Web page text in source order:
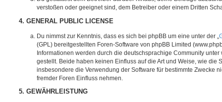
verstoßen oder geeignet sind, dem Betreiber oder einem Dritten
4. GENERAL PUBLIC LICENSE
Du nimmst zur Kenntnis, dass es sich bei phpBB um eine unter der „
(GPL) bereitgestellten Foren-Software von phpBB Limited
Informationen werden durch die deutschsprachige Community unter
gestellt. Beide haben keinen Einfluss auf die Art und Weise, wie die
insbesondere die Verwendung der Software für bestimmte Zwecke
fremder Foren Einfluss nehmen.
5. GEWÄHRLEISTUNG